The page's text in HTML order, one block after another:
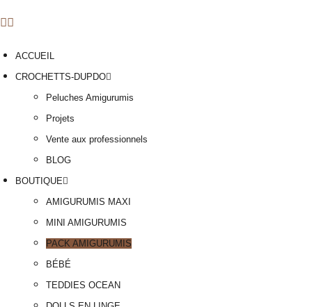
ACCUEIL
CROCHETTS-DUPDO
Peluches Amigurumis
Projets
Vente aux professionnels
BLOG
BOUTIQUE
AMIGURUMIS MAXI
MINI AMIGURUMIS
PACK AMIGURUMIS
BÉBÉ
TEDDIES OCEAN